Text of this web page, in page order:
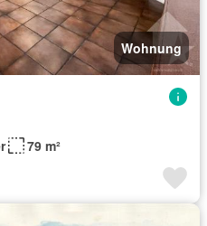
Wohnung
79 m²